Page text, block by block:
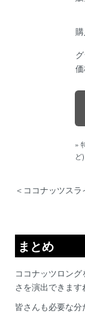
»
ど)
＜ココナッツス
まとめ
ココナッツロン
さを演出できます
皆さんも必要な